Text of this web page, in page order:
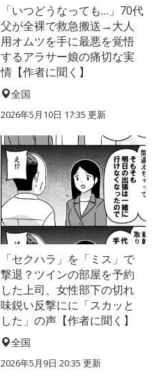
「いつどうなっても…」70代
父が全裸で救急搬送→大人
用オムツを手に最悪を覚悟
するアラサー娘の痛切な実
情【作者に聞く】
全国
2026年5月10日 17:35 更新
「セクハラ」を「ミス」で
撃退？ツインの部屋を予約
した上司、女性部下の切れ
味鋭い反撃にに「スカッと
した」の声【作者に聞く】
全国
2026年5月9日 20:35 更新